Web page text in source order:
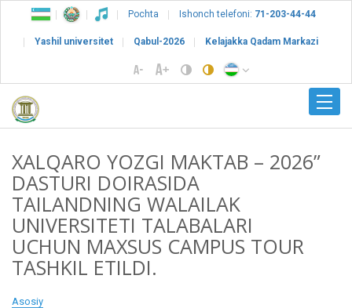
Pochta Ishonch telefoni: 71-203-44-44
Yashil universitet Qabul-2026 Kelajakka Qadam Markazi
XALQARO YOZGI MAKTAB – 2026”
DASTURI DOIRASIDA
TAILANDNING WALAILAK
UNIVERSITETI TALABALARI
UCHUN MAXSUS CAMPUS TOUR
TASHKIL ETILDI.
Asosiy